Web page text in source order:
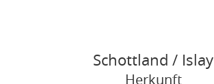
Schottland / Islay
Herkunft